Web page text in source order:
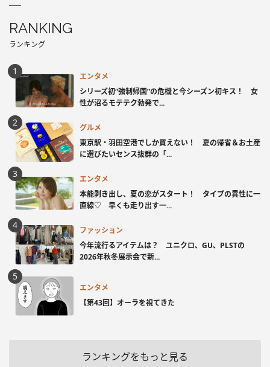
RANKING
ランキング
エンタメ
シリーズ初“強制帰国”の危機と今シーズン初キス！ 女
性が沼るモテテク勃発で...
グルメ
東京駅・羽田空港でしか買えない！ 夏の帰省＆お土産
に選びたいセンス抜群の「...
エンタメ
本能剥き出し、夏の恋がスタート！ タイプの異性に一
直線♡ 早くも走り出す一...
ファッション
今年流行るアイテムは？ ユニクロ、GU、PLSTの
2026年秋冬展示会で新...
エンタメ
【第43回】オーラを視てきた
ランキングをもっと見る